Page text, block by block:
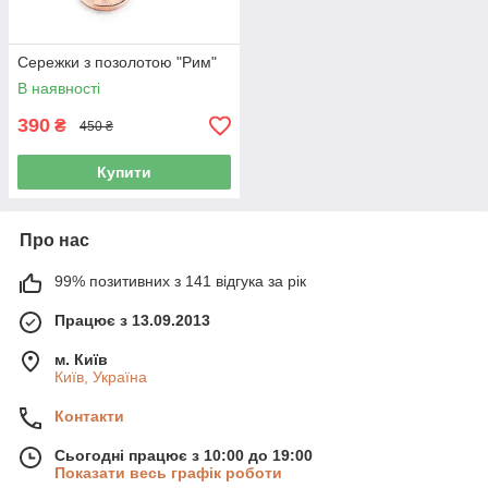
Сережки з позолотою "Рим"
В наявності
390 ₴ 450 ₴
Купити
Про нас
99% позитивних з 141 відгука за рік
Працює з 13.09.2013
м. Київ
Київ, Україна
Контакти
Сьогодні працює з 10:00 до 19:00
Показати весь графік роботи